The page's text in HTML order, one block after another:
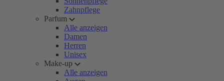
Zahnpflege
Parfum
Alle anzeigen
Damen
Herren
Unisex
Make-up
Alle anzeigen